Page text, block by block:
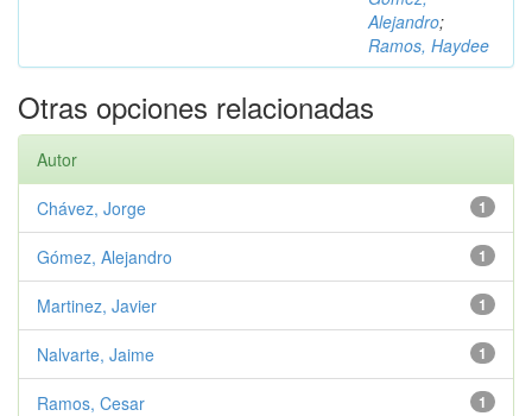
Alejandro;
Ramos, Haydee
Otras opciones relacionadas
Autor
1
Chávez, Jorge
1
Gómez, Alejandro
1
Martinez, Javier
1
Nalvarte, Jaime
1
Ramos, Cesar